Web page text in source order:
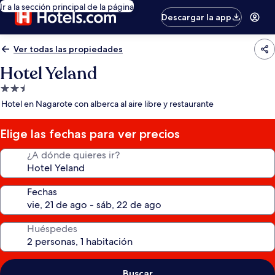
Ir a la sección principal de la página
Descargar la app
Ver todas las propiedades
Hotel Yeland
Propiedad
de
estrellas
Hotel en Nagarote con alberca al aire libre y restaurante
Elige las fechas para ver precios
¿A dónde quieres ir?
Fechas
Huéspedes